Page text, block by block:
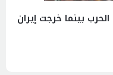
بينما خرجت إيران